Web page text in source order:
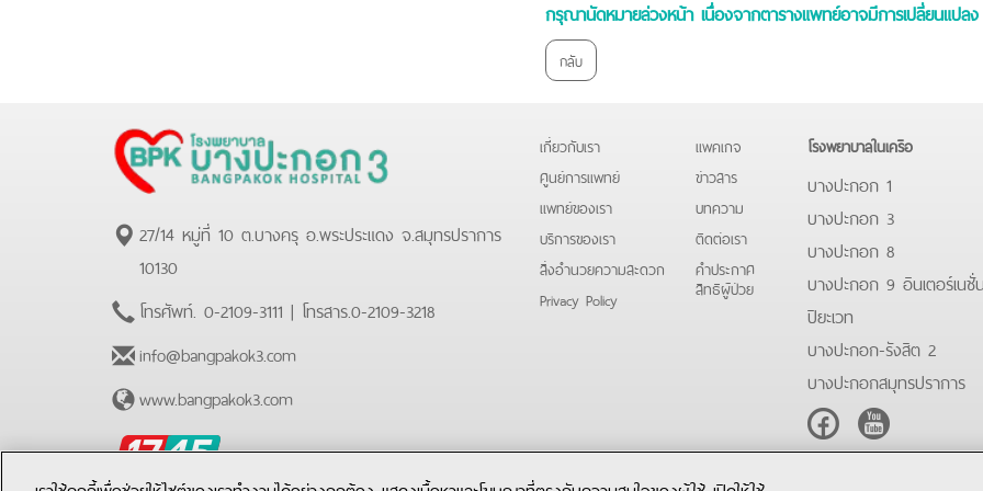
กรุณานัดหมายล่วงหน้า เนื่องจากตารางแพทย์อาจมีการเปลี่ยนแปลง
กลับ
27/14 หมู่ที่ 10 ต.บางครุ อ.พระประแดง จ.สมุทรปราการ
10130
โทรศัพท์. 0-2109-3111 | โทรสาร.0-2109-3218
info@bangpakok3.com
www.bangpakok3.com
BPK
Hotline
เกี่ยวกับเรา
ศูนย์การแพทย์
แพทย์ของเรา
บริการของเรา
สิ่งอำนวยความสะดวก
Privacy Policy
แพคเกจ
ข่าวสาร
บทความ
ติดต่อเรา
คําประกาศ
สิทธิผู้ป่วย
โรงพยาบาลในเครือ
บางปะกอก 1
บางปะกอก 3
บางปะกอก 8
บางปะกอก 9 อินเตอร์เนชั่
ปิยะเวท
บางปะกอก-รังสิต 2
บางปะกอกสมุทรปราการ
FacebookYoutube